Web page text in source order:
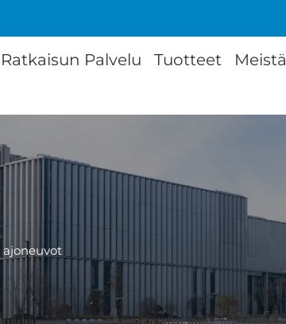
Palvelu Tuotteet Meistä
ajoneuvot